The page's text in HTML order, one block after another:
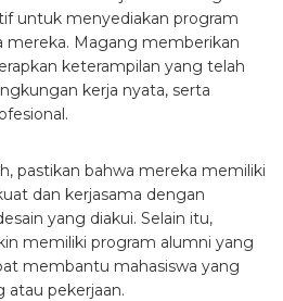
untuk menyediakan program
mereka. Magang memberikan
keterampilan yang telah
kerja nyata, serta
pastikan bahwa mereka memiliki
dan kerjasama dengan
yang diakui. Selain itu,
memiliki program alumni yang
membantu mahasiswa yang
atau pekerjaan.